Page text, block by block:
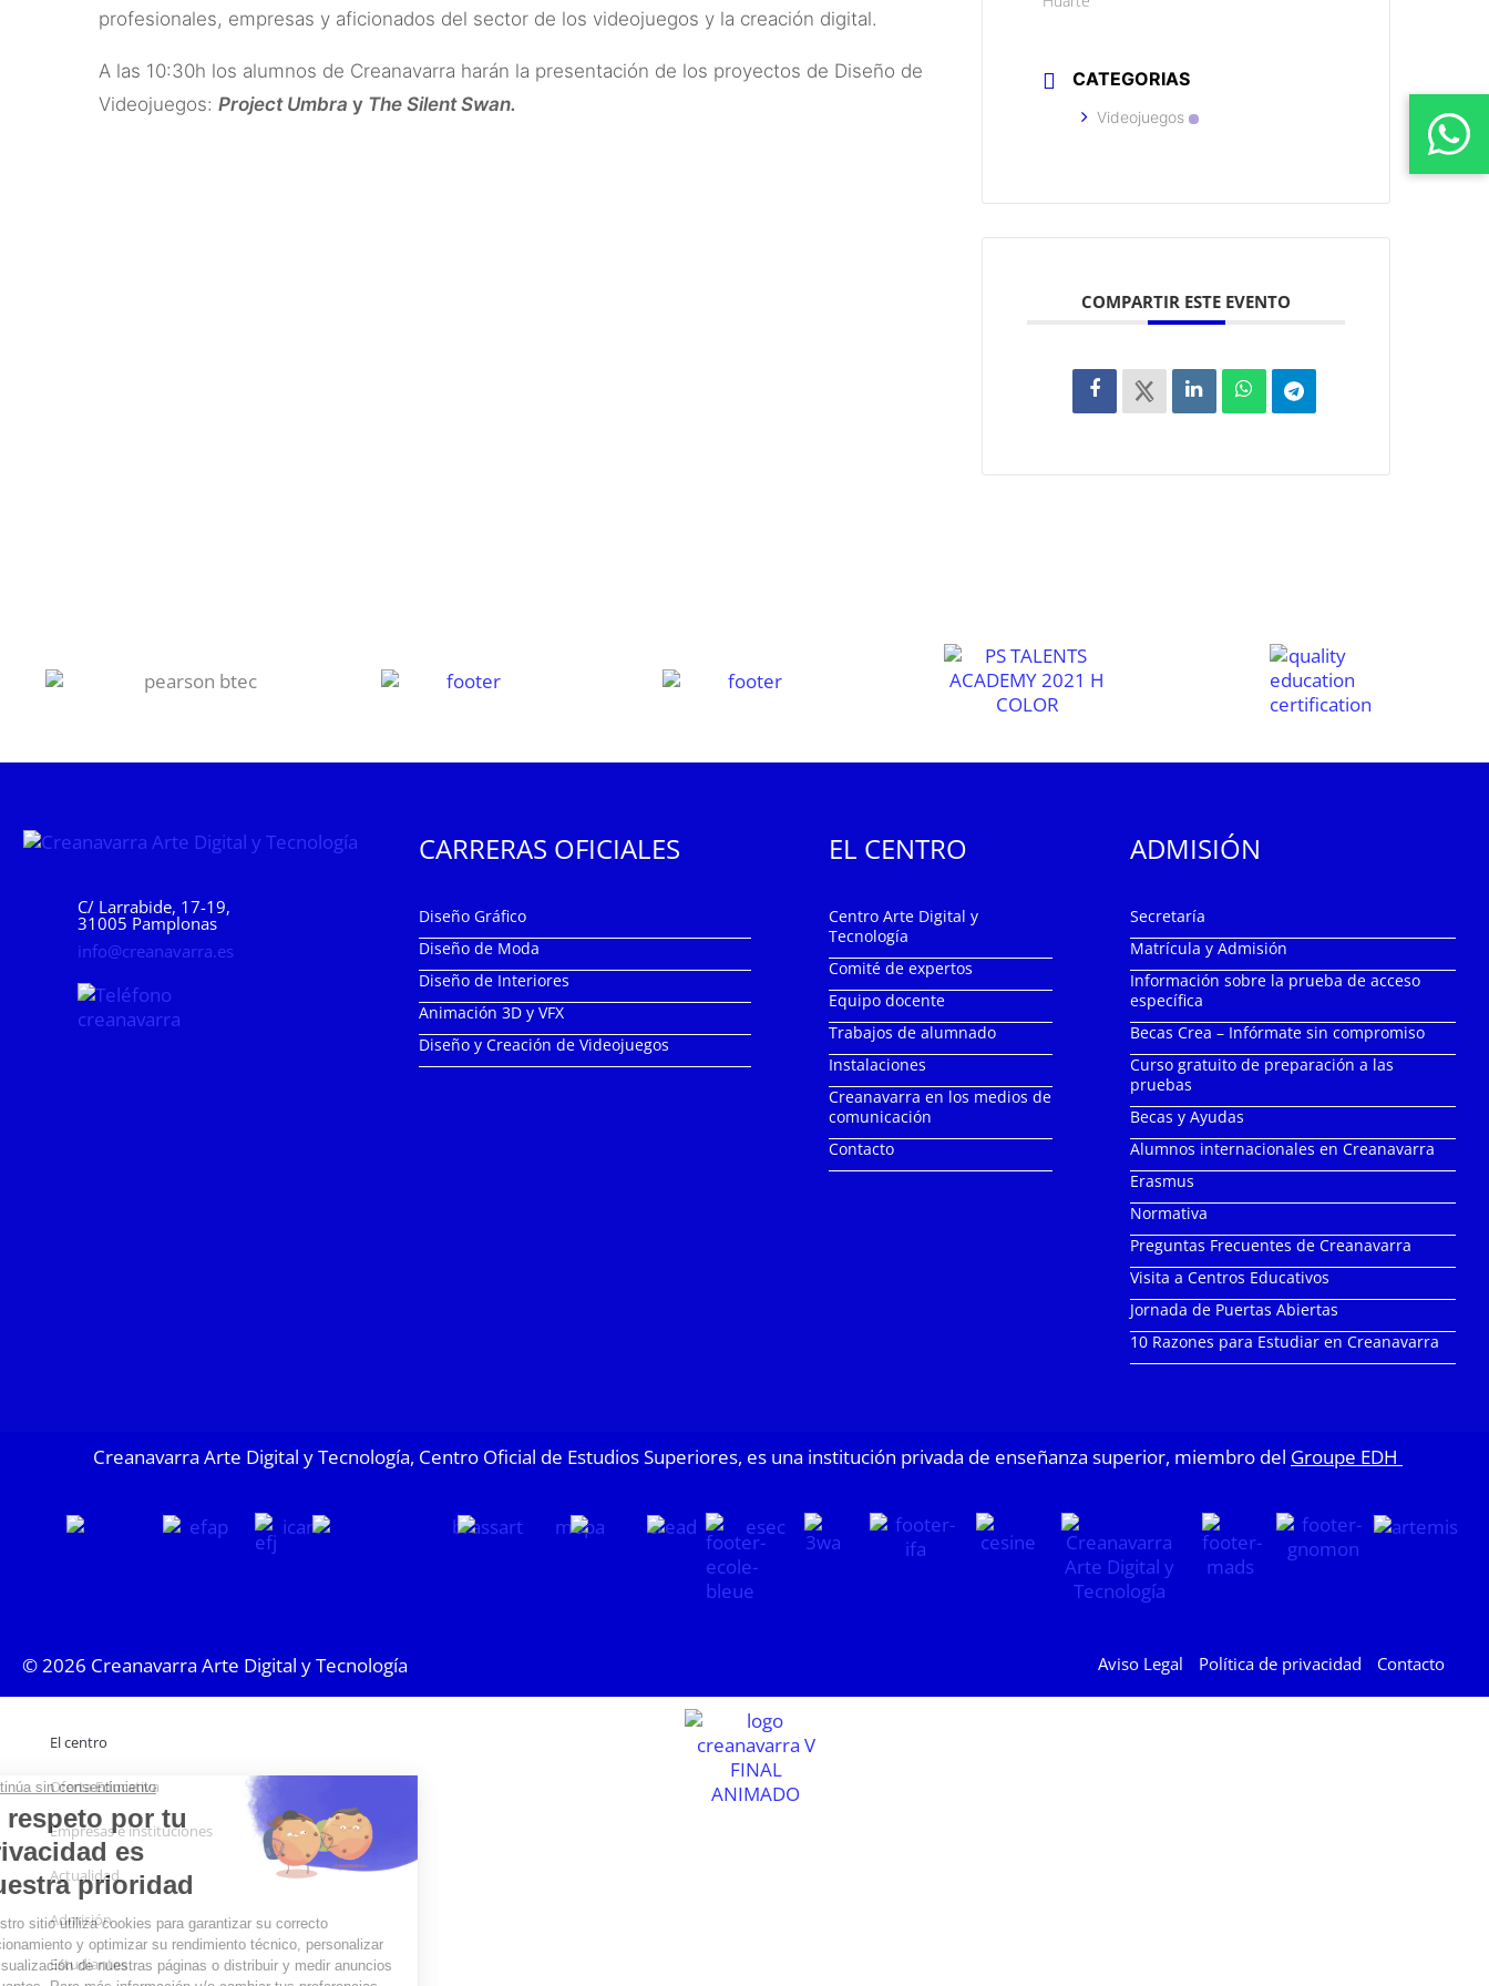
profesionales, empresas y aficionados del sector de los videojuegos y la creación digital.
A las 10:30h los alumnos de Creanavarra harán la presentación de los proyectos de Diseño de
Videojuegos: Project Umbra y The Silent Swan.
CATEGORIAS
Videojuegos
COMPARTIR ESTE EVENTO
C/ Larrabide, 17-19,
31005 Pamplonas
info@creanavarra.es
CARRERAS OFICIALES
Diseño Gráfico
Diseño de Moda
Diseño de Interiores
Animación 3D y VFX
Diseño y Creación de Videojuegos
EL CENTRO
Centro Arte Digital y
Tecnología
Comité de expertos
Equipo docente
Trabajos de alumnado
Instalaciones
Creanavarra en los medios de
comunicación
Contacto
ADMISIÓN
Secretaría
Matrícula y Admisión
Información sobre la prueba de acceso
específica
Becas Crea – Infórmate sin compromiso
Curso gratuito de preparación a las
pruebas
Becas y Ayudas
Alumnos internacionales en Creanavarra
Erasmus
Normativa
Preguntas Frecuentes de Creanavarra
Visita a Centros Educativos
Jornada de Puertas Abiertas
10 Razones para Estudiar en Creanavarra
Creanavarra Arte Digital y Tecnología, Centro Oficial de Estudios Superiores, es una institución privada de enseñanza superior, miembro del Groupe EDH
© 2026 Creanavarra Arte Digital y Tecnología Aviso Legal Política de privacidad Contacto
El centro
Oferta Educativa
Empresas e instituciones
Actualidad
Admisión
Estudiantes